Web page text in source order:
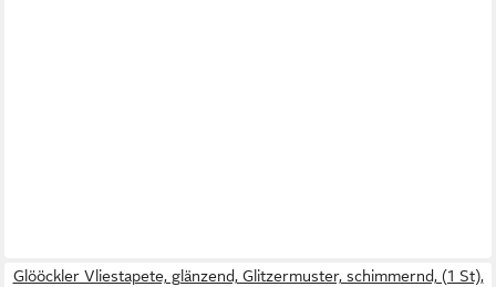
Glööckler Vliestapete, glänzend, Glitzermuster, schimmernd, (1 St),